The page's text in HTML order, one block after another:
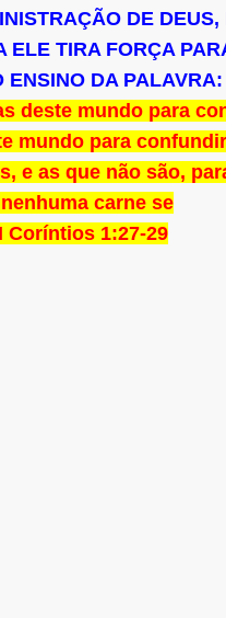
DE DEUS,
ELE TIRA FORÇA
ENSINO DA PALAVRA:
deste mundo para
mundo para
e as que não são,
carne se
Coríntios 1:27-29